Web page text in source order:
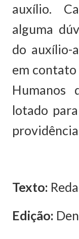
auxílio.
alguma
do auxílio-
em contato
Humanos
lotado
Texto:
Edição: